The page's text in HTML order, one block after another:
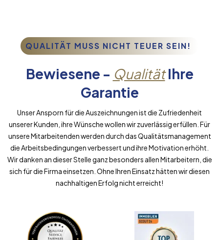
QUALITÄT MUSS NICHT TEUER SEIN!
Bewiesene - QualitätIhre
Garantie
Unser Ansporn für die Auszeichnungen ist die Zufriedenheit
unserer Kunden, ihre Wünsche wollen wir zuverlässig erfüllen. Für
unsere Mitarbeitenden werden durch das Qualitätsmanagement
die Arbeitsbedingungen verbessert und ihre Motivation erhöht.
Wir danken an dieser Stelle ganz besonders allen Mitarbeitern, die
sich für die Firma einsetzen. Ohne Ihren Einsatz hätten wir diesen
nachhaltigen Erfolg nicht erreicht!